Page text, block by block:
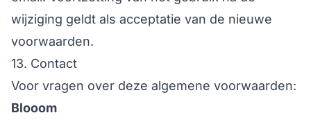
wijziging geldt als acceptatie van de nieuwe
voorwaarden.
13. Contact
Voor vragen over deze algemene voorwaarden:
Blooom